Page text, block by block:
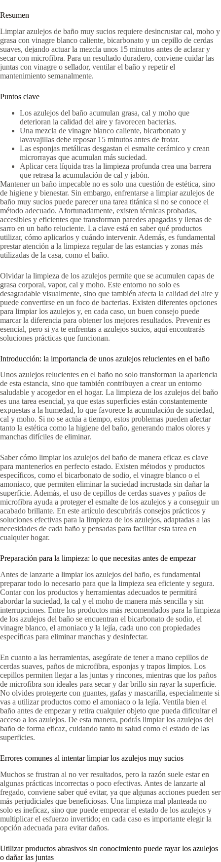
Resumen
Limpiar azulejos de baño muy sucios requiere desincrustar cal, moho y
grasa con vinagre blanco caliente, bicarbonato y un cepillo de cerdas
suaves, dejando actuar la mezcla unos 15 minutos antes de aclarar y
secar con microfibra. Para un resultado duradero, conviene cuidar las
juntas con vinagre o sellador, ventilar el baño y repetir el
mantenimiento semanalmente.
Puntos clave
Los azulejos del baño acumulan grasa, cal y moho que
deterioran la calidad del aire y favorecen bacterias.
Una mezcla de vinagre blanco caliente, bicarbonato y
lavavajillas debe reposar 15 minutos antes de frotar.
Las esponjas metálicas desgastan el esmalte cerámico y crean
microrrayas que acumulan más suciedad.
Aplicar cera líquida tras la limpieza profunda crea una barrera
que retrasa la acumulación de cal y jabón.
Mantener un baño impecable no es solo una cuestión de estética, sino
de higiene y bienestar. Sin embargo, enfrentarse a limpiar azulejos de
baño muy sucios puede parecer una tarea titánica si no se conoce el
método adecuado. Afortunadamente, existen técnicas probadas,
accesibles y eficientes que transforman paredes apagadas y llenas de
sarro en un baño reluciente. La clave está en saber qué productos
utilizar, cómo aplicarlos y cuándo intervenir. Además, es fundamental
prestar atención a la limpieza regular de las estancias y zonas más
utilizadas de la casa, como el baño.
Olvidar la limpieza de los azulejos permite que se acumulen capas de
grasa corporal, vapor, cal y moho. Este entorno no solo es
desagradable visualmente, sino que también afecta la calidad del aire y
puede convertirse en un foco de bacterias. Existen diferentes opciones
para limpiar los azulejos y, en cada caso, un buen consejo puede
marcar la diferencia para obtener los mejores resultados. Prevenir es
esencial, pero si ya te enfrentas a azulejos sucios, aquí encontrarás
soluciones prácticas que funcionan.
Introducción: la importancia de unos azulejos relucientes en el baño
Unos azulejos relucientes en el baño no solo transforman la apariencia
de esta estancia, sino que también contribuyen a crear un entorno
saludable y acogedor en el hogar. La limpieza de los azulejos del baño
es una tarea esencial, ya que estas superficies están constantemente
expuestas a la humedad, lo que favorece la acumulación de suciedad,
cal y moho. Si no se actúa a tiempo, estos problemas pueden afectar
tanto la estética como la higiene del baño, generando malos olores y
manchas difíciles de eliminar.
Saber cómo limpiar los azulejos del baño de manera eficaz es clave
para mantenerlos en perfecto estado. Existen métodos y productos
específicos, como el bicarbonato de sodio, el vinagre blanco o el
amoniaco, que permiten eliminar la suciedad incrustada sin dañar la
superficie. Además, el uso de cepillos de cerdas suaves y paños de
microfibra ayuda a proteger el esmalte de los azulejos y a conseguir un
acabado brillante. En este artículo descubrirás consejos prácticos y
soluciones efectivas para la limpieza de los azulejos, adaptadas a las
necesidades de cada baño y pensadas para facilitar esta tarea en
cualquier hogar.
Preparación para la limpieza: lo que necesitas antes de empezar
Antes de lanzarte a limpiar los azulejos del baño, es fundamental
preparar todo lo necesario para que la limpieza sea eficiente y segura.
Contar con los productos y herramientas adecuados te permitirá
abordar la suciedad, la cal y el moho de manera más sencilla y sin
interrupciones. Entre los productos más recomendados para la limpieza
de los azulejos del baño se encuentran el bicarbonato de sodio, el
vinagre blanco, el amoniaco y la lejía, cada uno con propiedades
específicas para eliminar manchas y desinfectar.
En cuanto a las herramientas, asegúrate de tener a mano cepillos de
cerdas suaves, paños de microfibra, esponjas y trapos limpios. Los
cepillos permiten llegar a las juntas y rincones, mientras que los paños
de microfibra son ideales para secar y dar brillo sin rayar la superficie.
No olvides protegerte con guantes, gafas y mascarilla, especialmente si
vas a utilizar productos como el amoniaco o la lejía. Ventila bien el
baño antes de empezar y retira cualquier objeto que pueda dificultar el
acceso a los azulejos. De esta manera, podrás limpiar los azulejos del
baño de forma eficaz, cuidando tanto tu salud como el estado de las
superficies.
Errores comunes al intentar limpiar los azulejos muy sucios
Muchos se frustran al no ver resultados, pero la razón suele estar en
algunas prácticas incorrectas o poco efectivas. Antes de lanzarte al
fregado, conviene saber qué evitar, ya que algunas acciones pueden ser
más perjudiciales que beneficiosas. Una limpieza mal planteada no
solo es ineficaz, sino que puede empeorar el estado de los azulejos y
multiplicar el esfuerzo invertido; en cada caso es importante elegir la
opción adecuada para evitar daños.
Utilizar productos abrasivos sin conocimiento puede rayar los azulejos
o dañar las juntas